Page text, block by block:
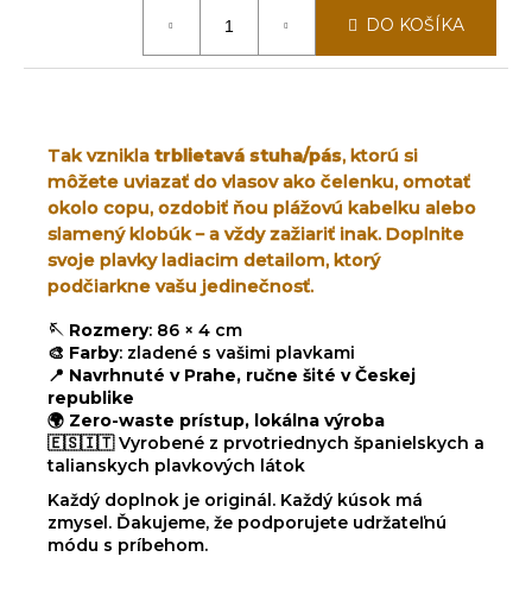
DO KOŠÍKA
Tak vznikla trblietavá stuha/pás, ktorú si
môžete uviazať do vlasov ako čelenku, omotať
okolo copu, ozdobiť ňou plážovú kabelku alebo
slamený klobúk – a vždy zažiariť inak. Doplnite
svoje plavky ladiacim detailom, ktorý
podčiarkne vašu jedinečnosť.
🪡 Rozmery: 86 × 4 cm
🎨 Farby: zladené s vašimi plavkami
📍 Navrhnuté v Prahe, ručne šité v Českej
republike
🌍 Zero-waste prístup, lokálna výroba
🇪🇸🇮🇹 Vyrobené z prvotriednych španielskych a
talianskych plavkových látok
Každý doplnok je originál. Každý kúsok má
zmysel. Ďakujeme, že podporujete udržateľnú
módu s príbehom.